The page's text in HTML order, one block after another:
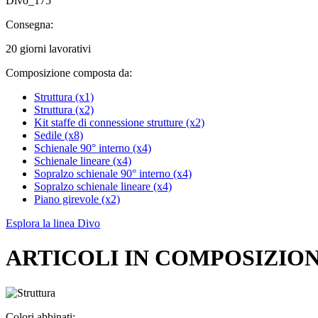
Consegna:
20 giorni lavorativi
Composizione composta da:
Struttura (x1)
Struttura (x2)
Kit staffe di connessione strutture (x2)
Sedile (x8)
Schienale 90° interno (x4)
Schienale lineare (x4)
Sopralzo schienale 90° interno (x4)
Sopralzo schienale lineare (x4)
Piano girevole (x2)
Esplora la linea Divo
ARTICOLI IN